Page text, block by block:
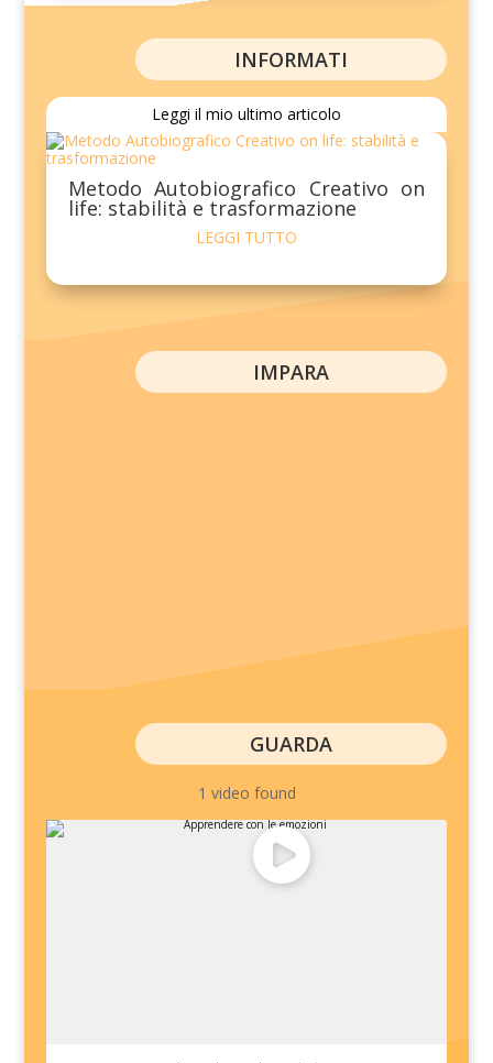
INFORMATI
Leggi il mio ultimo articolo
Metodo Autobiografico Creativo on
life: stabilità e trasformazione
LEGGI TUTTO
IMPARA
GUARDA
1 video found